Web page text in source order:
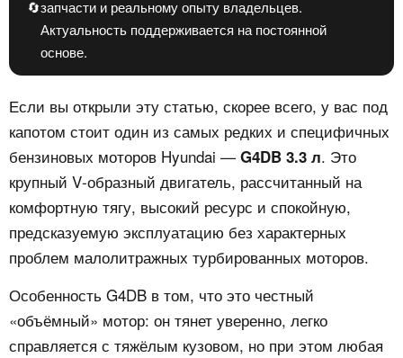
🔄запчасти и реальному опыту владельцев.
Актуальность поддерживается на постоянной
основе.
Если вы открыли эту статью, скорее всего, у вас под
капотом стоит один из самых редких и специфичных
бензиновых моторов Hyundai — G4DB 3.3 л. Это
крупный V‑образный двигатель, рассчитанный на
комфортную тягу, высокий ресурс и спокойную,
предсказуемую эксплуатацию без характерных
проблем малолитражных турбированных моторов.
Особенность G4DB в том, что это честный
«объёмный» мотор: он тянет уверенно, легко
справляется с тяжёлым кузовом, но при этом любая